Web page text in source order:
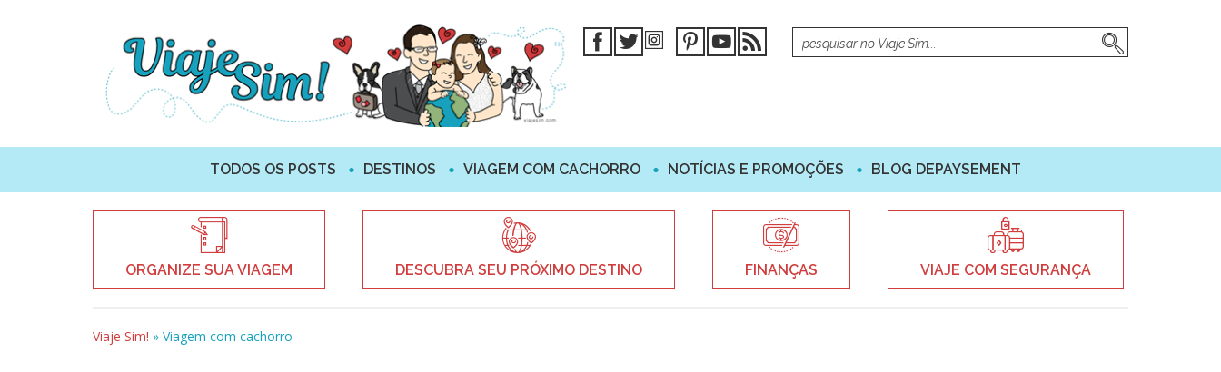
TODOS OS POSTS DESTINOS VIAGEM COM CACHORRO NOTÍCIAS E PROMOÇÕES BLOG DEPAYSEMENT
ORGANIZE SUA VIAGEM DESCUBRA SEU PRÓXIMO DESTINO FINANÇAS VIAJE COM SEGURANÇA
Viaje Sim! » Viagem com cachorro